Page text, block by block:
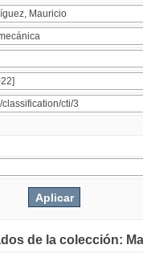
de la colección: